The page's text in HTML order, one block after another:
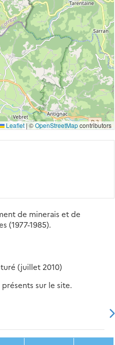
Leaflet | ©OpenStreetMapcontributors
de minerais et de
(1977-1985).
(juillet 2010)
sur le site.